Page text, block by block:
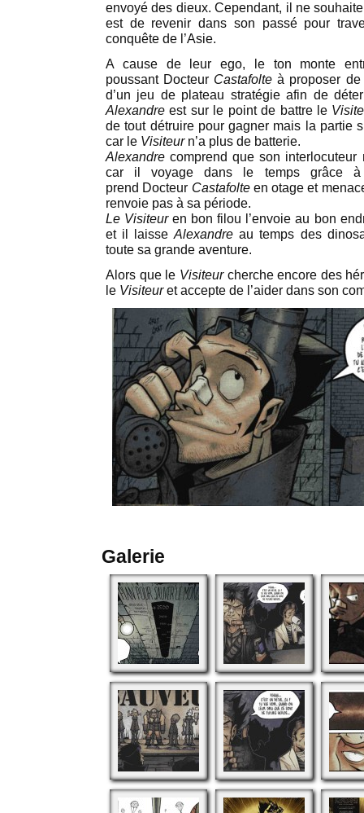
envoyé des dieux. Cependant, il ne
est de revenir dans son passé pour
conquête de l’Asie.
A cause de leur ego, le ton monte
poussant Docteur Castafolte à proposer
d’un jeu de plateau stratégie afin de
Alexandre est sur le point de battre le
de tout détruire pour gagner mais la partie
car le Visiteurn’a plus de batterie.
Alexandre comprend que son interlocuteur
car il voyage dans le temps grâce à
prend Docteur Castafolte en otage et
renvoie pas à sa période.
Le Visiteuren bon filou l’envoie au bon
et il laisseAlexandre au temps des
toute sa grande aventure.
Alors que le Visiteurcherche encore des
le Visiteuret accepte de l’aider dans son
Galerie